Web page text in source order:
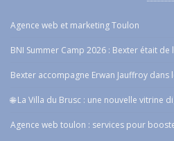
Agence web et marketing Toulon
BNI Summer Camp 2026 : Bexter était de
Bexter accompagne Erwan Jauffroy dans
🌐 La Villa du Brusc : une nouvelle vitrine
Agence web toulon : services pour